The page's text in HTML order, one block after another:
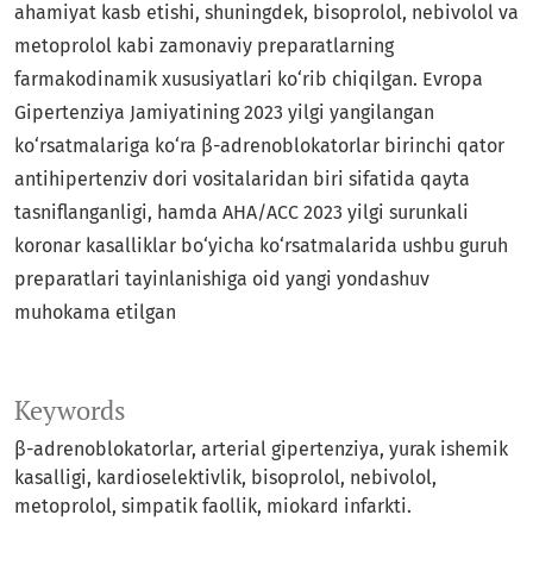
Keywords
β-adrenoblokatorlar, arterial gipertenziya, yurak ishemik
kasalligi, kardioselektivlik, bisoprolol, nebivolol,
metoprolol, simpatik faollik, miokard infarkti.
ahamiyat kasb etishi, shuningdek, bisoprolol, nebivolol va
metoprolol kabi zamonaviy preparatlarning
farmakodinamik xususiyatlari ko‘rib chiqilgan. Evropa
Gipertenziya Jamiyatining 2023 yilgi yangilangan
ko‘rsatmalariga ko‘ra β-adrenoblokatorlar birinchi qator
antihipertenziv dori vositalaridan biri sifatida qayta
tasniflanganligi, hamda AHA/ACC 2023 yilgi surunkali
koronar kasalliklar bo‘yicha ko‘rsatmalarida ushbu guruh
preparatlari tayinlanishiga oid yangi yondashuv
muhokama etilgan